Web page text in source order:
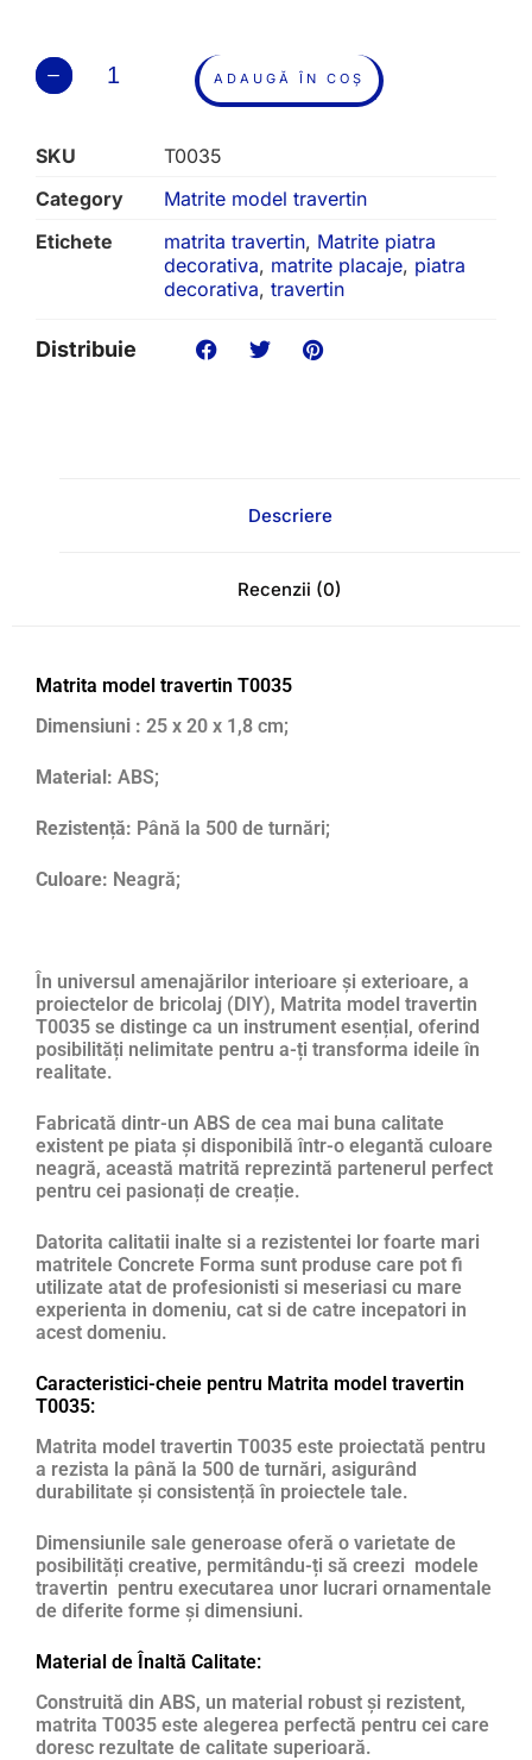
ADAUGĂ ÎN COȘ
SKU
T0035
Category
Matrite model travertin
Etichete
matrita travertin, Matrite piatra
decorativa, matrite placaje, piatra
decorativa, travertin
Distribuie
Descriere
Recenzii (0)
Matrita model travertin T0035
Dimensiuni : 25 x 20 x 1,8 cm;
Material: ABS;
Rezistență: Până la 500 de turnări;
Culoare: Neagră;
În universul amenajărilor interioare și exterioare, a
proiectelor de bricolaj (DIY), Matrita model travertin
T0035 se distinge ca un instrument esențial, oferind
posibilități nelimitate pentru a-ți transforma ideile în
realitate.
Fabricată dintr-un ABS de cea mai buna calitate
existent pe piata și disponibilă într-o elegantă culoare
neagră, această matrită reprezintă partenerul perfect
pentru cei pasionați de creație.
Datorita calitatii inalte si a rezistentei lor foarte mari
matritele Concrete Forma sunt produse care pot fi
utilizate atat de profesionisti si meseriasi cu mare
experienta in domeniu, cat si de catre incepatori in
acest domeniu.
Caracteristici-cheie pentru Matrita model travertin
T0035:
Matrita model travertin T0035 este proiectată pentru
a rezista la până la 500 de turnări, asigurând
durabilitate și consistență în proiectele tale.
Dimensiunile sale generoase oferă o varietate de
posibilități creative, permitându-ți să creezi modele
travertin pentru executarea unor lucrari ornamentale
de diferite forme și dimensiuni.
Material de Înaltă Calitate:
Construită din ABS, un material robust și rezistent,
matrita T0035 este alegerea perfectă pentru cei care
doresc rezultate de calitate superioară.